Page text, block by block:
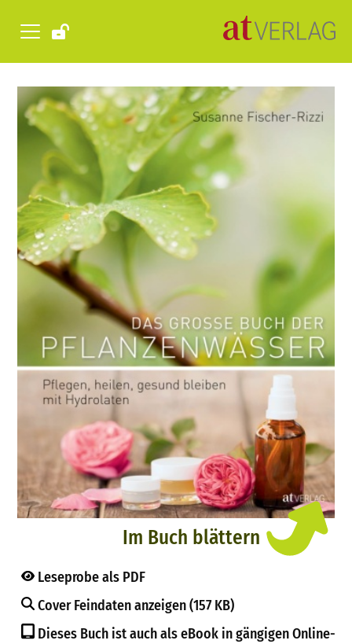
Im Buch blättern
Leseprobe als PDF
Cover Feindaten anzeigen (157 KB)
Dieses Buch ist auch als eBook in gängigen Online-